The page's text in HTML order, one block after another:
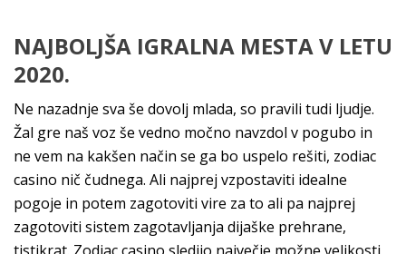
NAJBOLJŠA IGRALNA MESTA V LETU
2020.
Ne nazadnje sva še dovolj mlada, so pravili tudi ljudje.
Žal gre naš voz še vedno močno navzdol v pogubo in
ne vem na kakšen način se ga bo uspelo rešiti, zodiac
casino nič čudnega. Ali najprej vzpostaviti idealne
pogoje in potem zagotoviti vire za to ali pa najprej
zagotoviti sistem zagotavljanja dijaške prehrane,